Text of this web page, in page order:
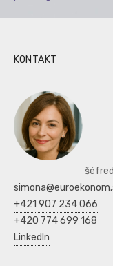
KONTAKT
+421 907 234 066
+420 774 699 168
LinkedIn